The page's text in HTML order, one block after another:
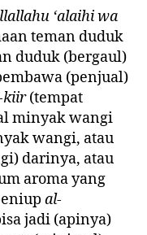
‘alaihi wa
teman duduk
duduk (bergaul)
(penjual)
kiir(tempat
minyak wangi
wangi, atau
darinya, atau
aroma yang
al-
jadi (apinya)